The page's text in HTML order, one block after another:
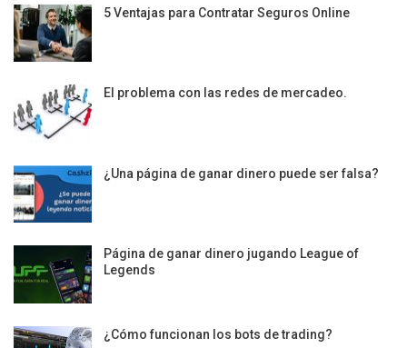
5 Ventajas para Contratar Seguros Online
El problema con las redes de mercadeo.
¿Una página de ganar dinero puede ser falsa?
Página de ganar dinero jugando League of
Legends
¿Cómo funcionan los bots de trading?